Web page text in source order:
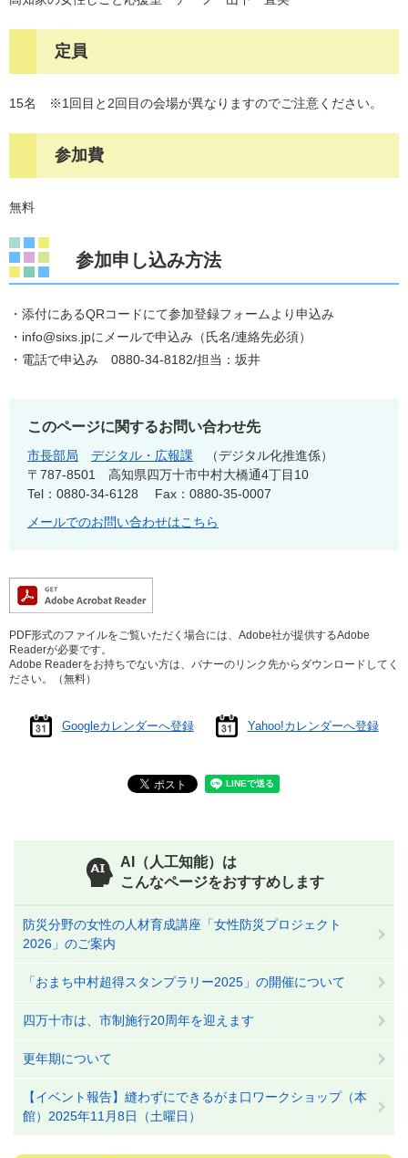
定員
15名 ※1回目と2回目の会場が異なりますのでご注意ください。
参加費
無料
参加申し込み方法
・添付にあるQRコードにて参加登録フォームより申込み
・info@sixs.jpにメールで申込み（氏名/連絡先必須）
・電話で申込み 0880-34-8182/担当：坂井
このページに関するお問い合わせ先
市長部局 デジタル・広報課
デジタル化推進係
〒787-8501
高知県四万十市中村大橋通4丁目10
Tel：0880-34-6128
Fax：0880-35-0007
メールでのお問い合わせはこちら
PDF形式のファイルをご覧いただく場合には、Adobe社が提供するAdobe
Readerが必要です。
Adobe Readerをお持ちでない方は、バナーのリンク先からダウンロードしてく
ださい。（無料）
Googleカレンダーへ登録 Yahoo!カレンダーへ登録
AI（人工知能）は
こんなページをおすすめします
防災分野の女性の人材育成講座「女性防災プロジェクト
2026」のご案内
「おまち中村超得スタンプラリー2025」の開催について
四万十市は、市制施行20周年を迎えます
更年期について
【イベント報告】縫わずにできるがま口ワークショップ（本
館）2025年11月8日（土曜日）